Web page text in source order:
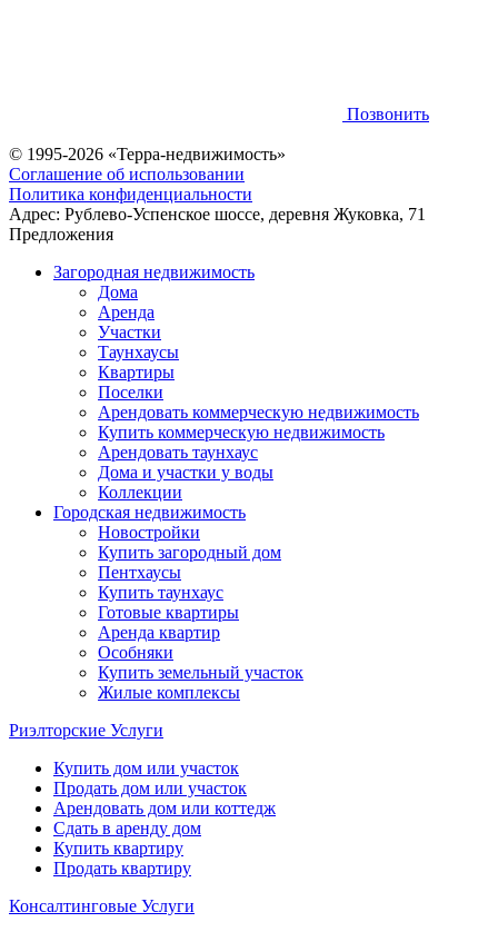
Позвонить
© 1995-2026 «Терра-недвижимость»
Соглашение об использовании
Политика конфиденциальности
Адрес: Рублево-Успенское шоссе, деревня Жуковка, 71
Предложения
Загородная недвижимость
Дома
Аренда
Участки
Таунхаусы
Квартиры
Поселки
Арендовать коммерческую недвижимость
Купить коммерческую недвижимость
Арендовать таунхаус
Дома и участки у воды
Коллекции
Городская недвижимость
Новостройки
Купить загородный дом
Пентхаусы
Купить таунхаус
Готовые квартиры
Аренда квартир
Особняки
Купить земельный участок
Жилые комплексы
Риэлторские Услуги
Купить дом или участок
Продать дом или участок
Арендовать дом или коттедж
Сдать в аренду дом
Купить квартиру
Продать квартиру
Консалтинговые Услуги